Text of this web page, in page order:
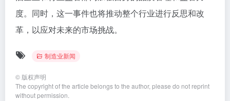
度。同时，这一事件也将推动整个行业进行反思和改
革，以应对未来的市场挑战。
制造业新闻
© 版权声明
The copyright of the article belongs to the author, please do not reprint
without permission.